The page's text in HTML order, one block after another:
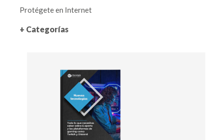
Protégete en Internet
+ Categorías